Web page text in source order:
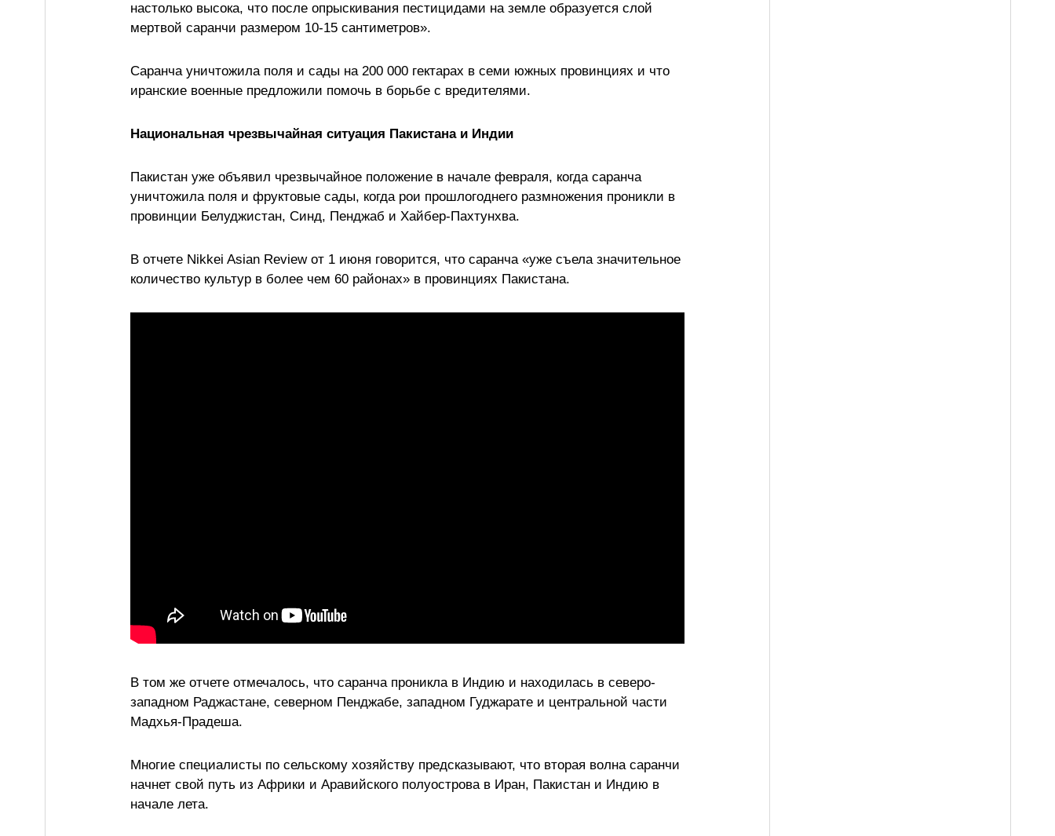
настолько высока, что после опрыскивания пестицидами на земле образуется слой
мертвой саранчи размером 10-15 сантиметров».
Саранча уничтожила поля и сады на 200 000 гектарах в семи южных провинциях и что
иранские военные предложили помочь в борьбе с вредителями.
Национальная чрезвычайная ситуация Пакистана и Индии
Пакистан уже объявил чрезвычайное положение в начале февраля, когда саранча
уничтожила поля и фруктовые сады, когда рои прошлогоднего размножения проникли в
провинции Белуджистан, Синд, Пенджаб и Хайбер-Пахтунхва.
В отчете Nikkei Asian Review от 1 июня говорится, что саранча «уже съела значительное
количество культур в более чем 60 районах» в провинциях Пакистана.
В том же отчете отмечалось, что саранча проникла в Индию и находилась в северо-
западном Раджастане, северном Пенджабе, западном Гуджарате и центральной части
Мадхья-Прадеша.
Многие специалисты по сельскому хозяйству предсказывают, что вторая волна саранчи
начнет свой путь из Африки и Аравийского полуострова в Иран, Пакистан и Индию в
начале лета.